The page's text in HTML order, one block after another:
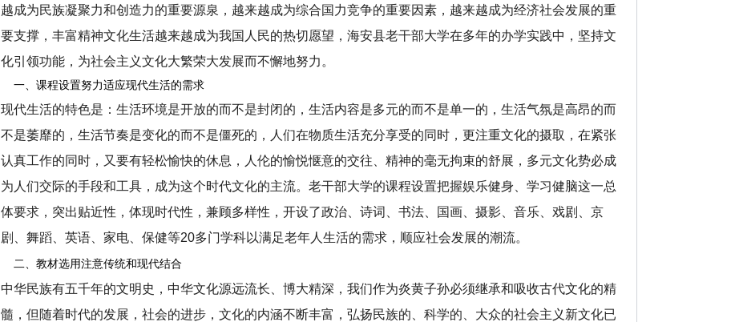
越成为民族凝聚力和创造力的重要源泉，越来越成为综合国力竞争的重要因素，越来越成为经济社会发展的重
要支撑，丰富精神文化生活越来越成为我国人民的热切愿望，海安县老干部大学在多年的办学实践中，坚持文
化引领功能，为社会主义文化大繁荣大发展而不懈地努力。
一、课程设置努力适应现代生活的需求
现代生活的特色是：生活环境是开放的而不是封闭的，生活内容是多元的而不是单一的，生活气氛是高昂的而
不是萎靡的，生活节奏是变化的而不是僵死的，人们在物质生活充分享受的同时，更注重文化的摄取，在紧张
认真工作的同时，又要有轻松愉快的休息，人伦的愉悦惬意的交往、精神的毫无拘束的舒展，多元文化势必成
为人们交际的手段和工具，成为这个时代文化的主流。老干部大学的课程设置把握娱乐健身、学习健脑这一总
体要求，突出贴近性，体现时代性，兼顾多样性，开设了政治、诗词、书法、国画、摄影、音乐、戏剧、京
剧、舞蹈、英语、家电、保健等20多门学科以满足老年人生活的需求，顺应社会发展的潮流。
二、教材选用注意传统和现代结合
中华民族有五千年的文明史，中华文化源远流长、博大精深，我们作为炎黄子孙必须继承和吸收古代文化的精
髓，但随着时代的发展，社会的进步，文化的内涵不断丰富，弘扬民族的、科学的、大众的社会主义新文化已